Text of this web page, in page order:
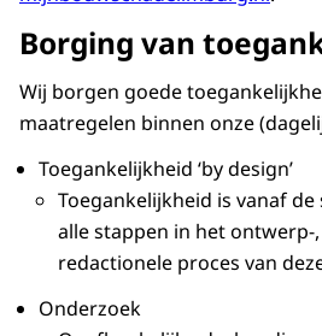
Borging van
Wij borgen goede
maatregelen binnen onze
Toegankelijkheid ‘by design’
Toegankelijkheid is vanaf
alle stappen in het ontwerp-
redactionele proces van
Onderzoek